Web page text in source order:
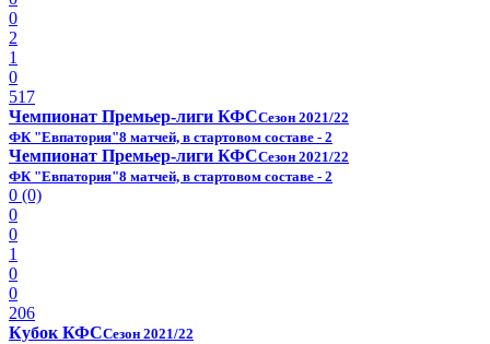
0
2
1
0
517
Чемпионат Премьер-лиги КФССезон 2021/22
ФК "Евпатория"8 матчей, в стартовом составе - 2
Чемпионат Премьер-лиги КФССезон 2021/22
ФК "Евпатория"8 матчей, в стартовом составе - 2
0 (0)
0
0
1
0
0
206
Кубок КФССезон 2021/22